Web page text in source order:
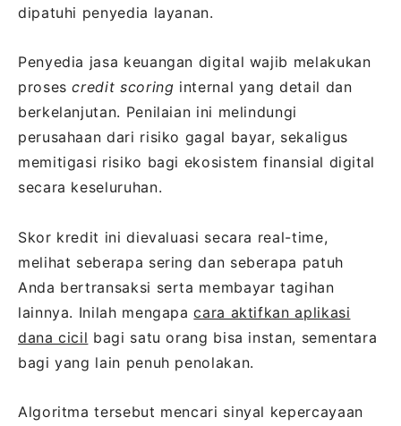
dipatuhi penyedia layanan.
Penyedia jasa keuangan digital wajib melakukan
prosescredit scoring internal yang detail dan
berkelanjutan. Penilaian ini melindungi
perusahaan dari risiko gagal bayar, sekaligus
memitigasi risiko bagi ekosistem finansial digital
secara keseluruhan.
Skor kredit ini dievaluasi secara real-time,
melihat seberapa sering dan seberapa patuh
Anda bertransaksi serta membayar tagihan
lainnya. Inilah mengapacara aktifkan aplikasi
dana cicil bagi satu orang bisa instan, sementara
bagi yang lain penuh penolakan.
Algoritma tersebut mencari sinyal kepercayaan